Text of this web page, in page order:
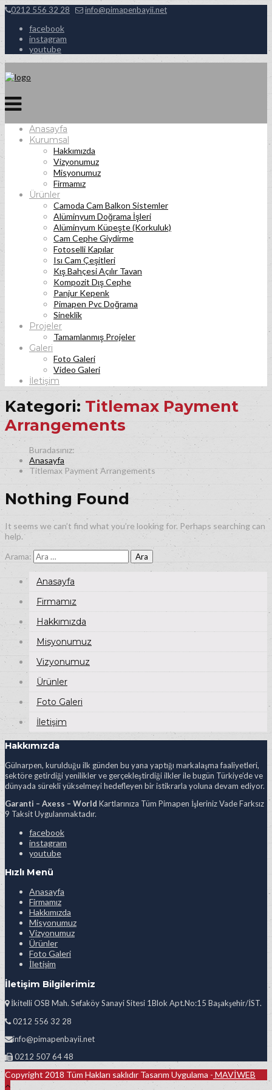
0212 556 32 28 info@pimapenbayii.net
facebook
instagram
youtube
Anasayfa
Kurumsal
Hakkımızda
Vizyonumuz
Misyonumuz
Firmamız
Ürünler
Camoda Cam Balkon Sistemler
Alüminyum Doğrama İşleri
Alüminyum Küpeşte (Korkuluk)
Cam Cephe Giydirme
Fotoselli Kapılar
Isı Cam Çeşitleri
Kış Bahçesi Açılır Tavan
Kompozit Dış Cephe
Panjur Kepenk
Pimapen Pvc Doğrama
Sineklik
Projeler
Tamamlanmış Projeler
Galeri
Foto Galeri
Video Galeri
İletişim
Kategori: Titlemax Payment
Arrangements
Anasayfa
Titlemax Payment Arrangements
Nothing Found
It seems we can’t find what you’re looking for. Perhaps searching can
help.
Arama:
Anasayfa
Firmamız
Hakkımızda
Misyonumuz
Vizyonumuz
Ürünler
Foto Galeri
İletişim
Hakkımızda
Gülnarpen, kurulduğu ilk günden bu yana yaptığı markalaşma faaliyetleri,
sektöre getirdiği yenilikler ve gerçekleştirdiği ilkler ile bugün Türkiye’de ve
dünyada sürekli yükselmeyi hedefleyen bir istikrarla yoluna devam ediyor.
Garanti – Axess – World Kartlarınıza Tüm Pimapen İşleriniz Vade Farksız
9 Taksit Uygulanmaktadır.
facebook
instagram
youtube
Hızlı Menü
Anasayfa
Firmamız
Hakkımızda
Misyonumuz
Vizyonumuz
Ürünler
Foto Galeri
İletişim
İletişim Bilgilerimiz
İkitelli OSB Mah. Sefaköy Sanayi Sitesi 1Blok Apt.No:15 Başakşehir/İST.
0212 556 32 28
info@pimapenbayii.net
0212 507 64 48
Copyright 2018 Tüm Hakları saklıdır Tasarım Uygulama - MAVİWEB